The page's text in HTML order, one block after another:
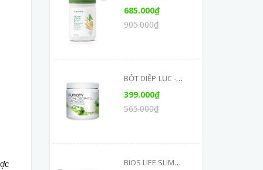
PROTEIN THỰC
VẬT (450G) CHÍNH
685.000₫
905.000₫
BỘT DIỆP LỤC -
SUPER
CHLOROPHYLL
399.000₫
565.000₫
BIOS LIFE SLIM